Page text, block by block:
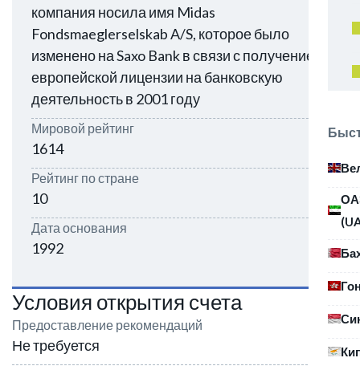
компания носила имя Midas
Fondsmaeglerselskab A/S, которое было
изменено на Saxo Bank в связи с получением
европейской лицензии на банковскую
деятельность в 2001 году
Мировой рейтинг
1614
Рейтинг по стране
10
Дата основания
1992
Условия открытия счета
Предоставление рекомендаций
Не требуется